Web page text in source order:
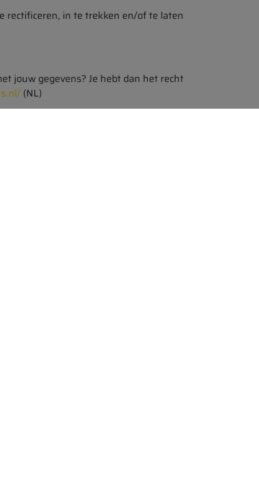
rectificeren, in te trekken en/of te laten
jouw gegevens? Je hebt dan het recht
(NL)